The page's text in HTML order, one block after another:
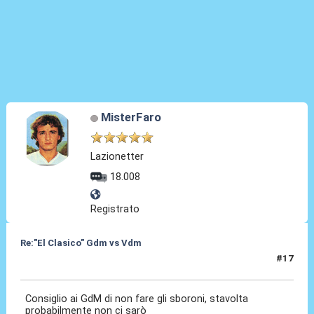
MisterFaro
Lazionetter
18.008
Registrato
Re:"El Clasico" Gdm vs Vdm
#17
Consiglio ai GdM di non fare gli sboroni, stavolta
probabilmente non ci sarò